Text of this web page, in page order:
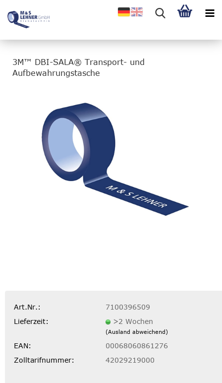
3M™ DBI-SALA® Transport- und
Aufbewahrungstasche
Art.Nr.:
7100396509
Lieferzeit:
>2 Wochen
(Ausland abweichend)
EAN:
00068060861276
Zolltarifnummer:
42029219000